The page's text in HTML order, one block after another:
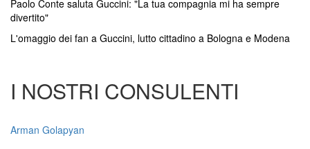
Paolo Conte saluta Guccini: "La tua compagnia mi ha sempre
divertito"
L'omaggio dei fan a Guccini, lutto cittadino a Bologna e Modena
I NOSTRI CONSULENTI
Arman Golapyan